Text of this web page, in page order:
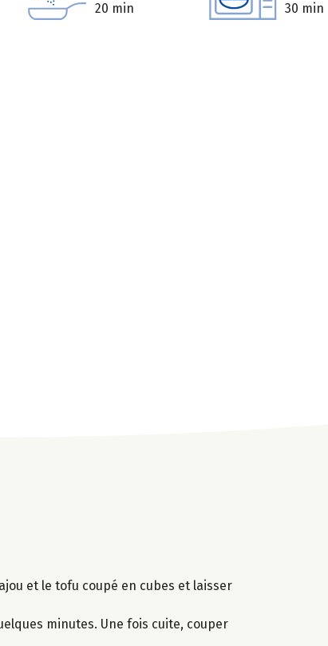
20 min 30 min
et le tofu coupé en cubes et laisser
minutes. Une fois cuite, couper